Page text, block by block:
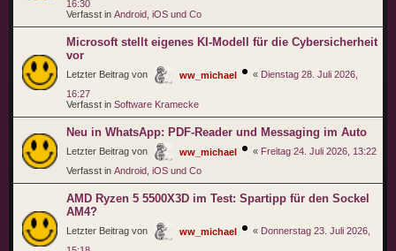
16:30
Verfasst in Android, iOS und Co
Microsoft stellt eigenes KI-Modell für die Cybersicherheit
vor
Letzter Beitrag von ww_michael « Dienstag 28. Juli 2026,
16:27
Verfasst in Software Kramecke
Neu in WhatsApp: PDF-Reader und Messaging im Auto
Letzter Beitrag von ww_michael « Freitag 24. Juli 2026, 13:22
Verfasst in Android, iOS und Co
AMD Ryzen 5 5500X3D im Test: Spartipp für den Sockel
AM4?
Letzter Beitrag von ww_michael « Donnerstag 23. Juli 2026,